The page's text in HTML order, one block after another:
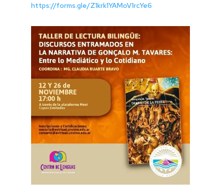
https://forms.gle/Z1krk1YAMoV1rcYe6